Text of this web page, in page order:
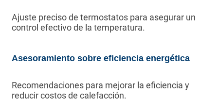
Ajuste preciso de termostatos para asegurar un
control efectivo de la temperatura.
Asesoramiento sobre eficiencia energética
Recomendaciones para mejorar la eficiencia y
reducir costos de calefacción.